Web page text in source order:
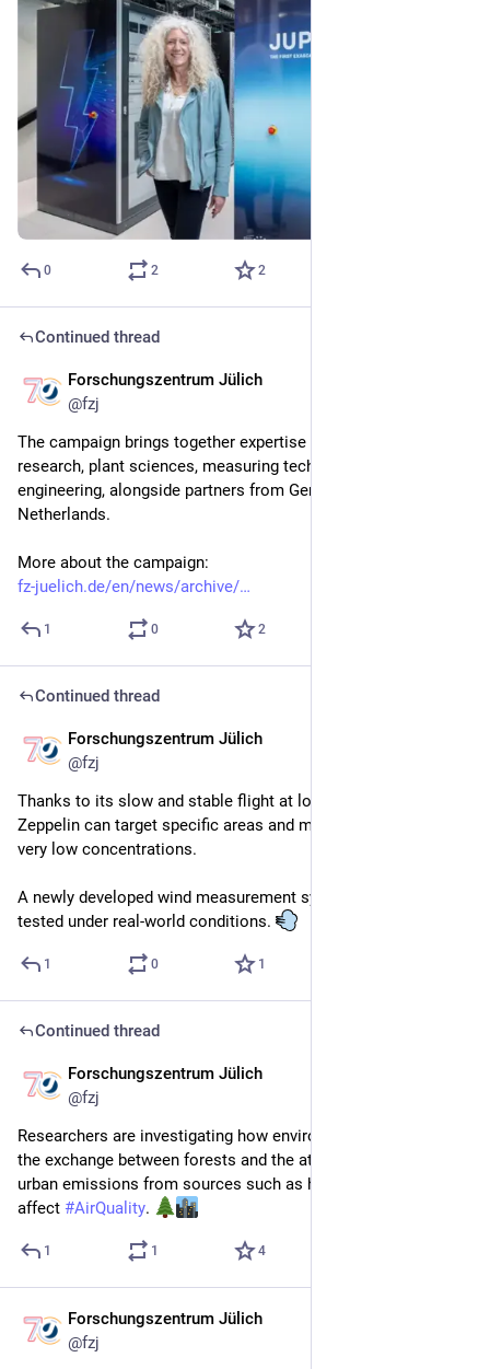
0 2 2
Continued thread
Forschungszentrum Jülich
@fzj
The campaign brings together expertise in atmospheric
research, plant sciences, measuring technology and
engineering, alongside partners from Germany and the
Netherlands.
More about the campaign:
fz-juelich.de/en/news/archive/
1 0 2
Continued thread
Forschungszentrum Jülich
@fzj
Thanks to its slow and stable flight at low altitudes, the
Zeppelin can target specific areas and measure trace gases in
very low concentrations.
A newly developed wind measurement system is also being
tested under real-world conditions.
1 0 1
Continued thread
Forschungszentrum Jülich
@fzj
Researchers are investigating how environmental stress alters
the exchange between forests and the atmosphere, and how
urban emissions from sources such as household chemicals
affect #AirQuality.
1 1 4
Forschungszentrum Jülich
@fzj